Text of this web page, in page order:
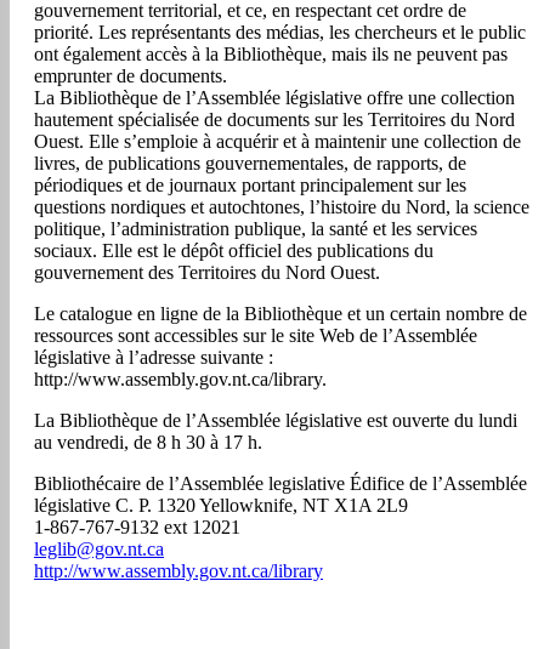
gouvernement territorial, et ce, en respectant cet ordre de
priorité. Les représentants des médias, les chercheurs et le public
ont également accès à la Bibliothèque, mais ils ne peuvent pas
emprunter de documents.
La Bibliothèque de l’Assemblée législative offre une collection
hautement spécialisée de documents sur les Territoires du Nord
Ouest. Elle s’emploie à acquérir et à maintenir une collection de
livres, de publications gouvernementales, de rapports, de
périodiques et de journaux portant principalement sur les
questions nordiques et autochtones, l’histoire du Nord, la science
politique, l’administration publique, la santé et les services
sociaux. Elle est le dépôt officiel des publications du
gouvernement des Territoires du Nord Ouest.
Le catalogue en ligne de la Bibliothèque et un certain nombre de
ressources sont accessibles sur le site Web de l’Assemblée
législative à l’adresse suivante :
http://www.assembly.gov.nt.ca/library.
La Bibliothèque de l’Assemblée législative est ouverte du lundi
au vendredi, de 8 h 30 à 17 h.
Bibliothécaire de l’Assemblée legislative Édifice de l’Assemblée
législative C. P. 1320 Yellowknife, NT X1A 2L9
1-867-767-9132 ext 12021
leglib@gov.nt.ca
http://www.assembly.gov.nt.ca/library